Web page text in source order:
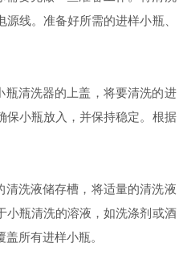
线。准备好所需的进样小瓶、
清洗器的上盖，将要清洗的进
保小瓶放入，并保持稳定。根据
洗液储存槽，将适量的清洗液
小瓶清洗的溶液，如洗涤剂或酒
所有进样小瓶。